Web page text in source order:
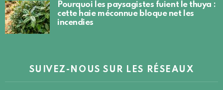
Pourquoi les paysagistes fuient le thuya :
cette haie méconnue bloque net les
incendies
SUIVEZ-NOUS SUR LES RÉSEAUX